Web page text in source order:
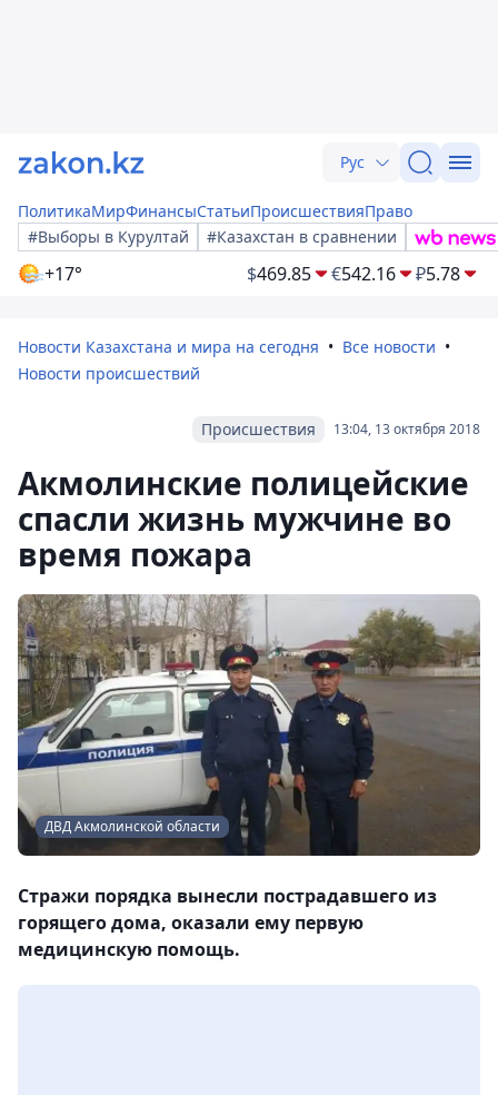
Рус
ПолитикаМирФинансыСтатьиПроисшествияПраво
#Выборы в Курултай
#Казахстан в сравнении
+17° $469.85 €542.16 ₽5.78
Новости Казахстана и мира на сегодня
Все новости
Новости происшествий
13:04, 13 октября 2018
Происшествия
Акмолинские полицейские
спасли жизнь мужчине во
время пожара
ДВД Акмолинской области
Стражи порядка вынесли пострадавшего из
горящего дома, оказали ему первую
медицинскую помощь.